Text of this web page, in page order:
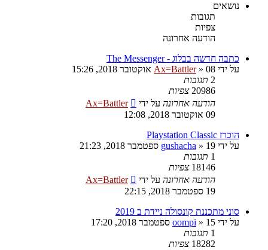
נושאים
תגובות
צפיות
הודעה אחרונה
כתבה חדשה בבלוג - The Messenger
על ידי
Ax=Battler» 08 אוקטובר 2018, 15:26
2 תגובות
20986 צפיות
הודעה אחרונה על ידי
Ax=Battler
09 אוקטובר 2018, 12:08
הוכרז Playstation Classic
על ידי
gushacha » 19 ספטמבר 2018, 21:23
1 תגובות
18146 צפיות
הודעה אחרונה על ידי
Ax=Battler
19 ספטמבר 2018, 22:15
סוני מתכננת קונסולה ניידת ב 2019
על ידי
oompi » 15 ספטמבר 2018, 17:20
1 תגובות
18282 צפיות